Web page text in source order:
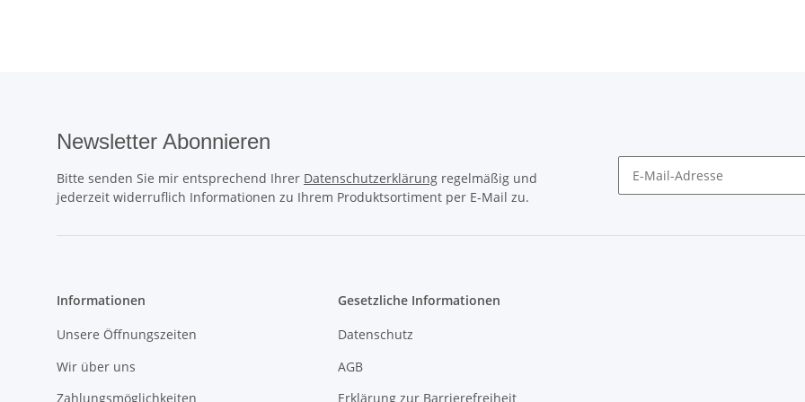
Newsletter Abonnieren
Bitte senden Sie mir entsprechend Ihrer Datenschutzerklärung regelmäßig und
jederzeit widerruflich Informationen zu Ihrem Produktsortiment per E-Mail zu.
Informationen
Unsere Öffnungszeiten
Wir über uns
Zahlungsmöglichkeiten
Gesetzliche Informationen
Datenschutz
AGB
Erklärung zur Barrierefreiheit